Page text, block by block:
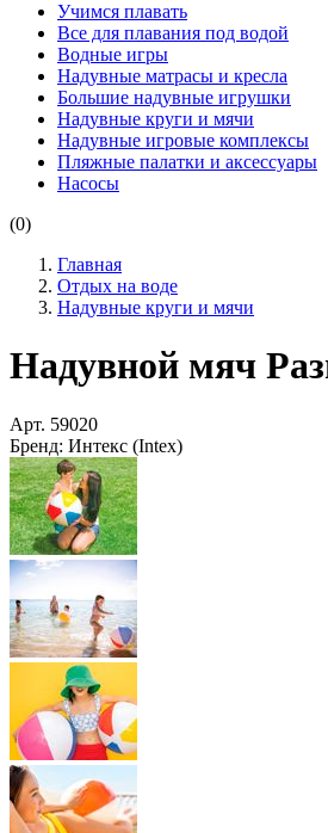
Учимся плавать
Все для плавания под водой
Водные игры
Надувные матрасы и кресла
Большие надувные игрушки
Надувные круги и мячи
Надувные игровые комплексы
Пляжные палатки и аксессуары
Насосы
(0)
Главная
Отдых на воде
Надувные круги и мячи
Надувной мяч
Арт. 59020
Бренд: Интекс (Intex)